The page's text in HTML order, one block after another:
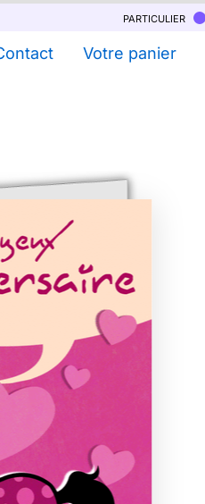
particulier
Votre panier